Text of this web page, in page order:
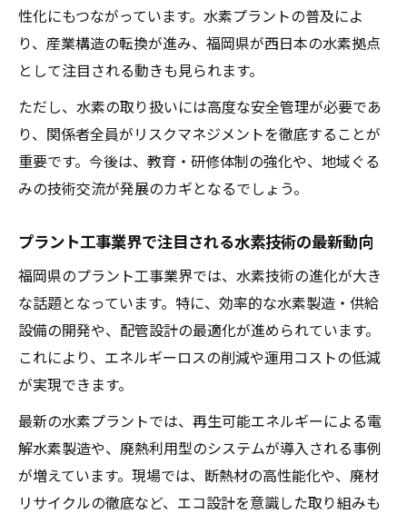
性化にもつながっています。水素プラントの普及によ
り、産業構造の転換が進み、福岡県が西日本の水素拠点
として注目される動きも見られます。
ただし、水素の取り扱いには高度な安全管理が必要であ
り、関係者全員がリスクマネジメントを徹底することが
重要です。今後は、教育・研修体制の強化や、地域ぐる
みの技術交流が発展のカギとなるでしょう。
プラント工事業界で注目される水素技術の最新動向
福岡県のプラント工事業界では、水素技術の進化が大き
な話題となっています。特に、効率的な水素製造・供給
設備の開発や、配管設計の最適化が進められています。
これにより、エネルギーロスの削減や運用コストの低減
が実現できます。
最新の水素プラントでは、再生可能エネルギーによる電
解水素製造や、廃熱利用型のシステムが導入される事例
が増えています。現場では、断熱材の高性能化や、廃材
リサイクルの徹底など、エコ設計を意識した取り組みも